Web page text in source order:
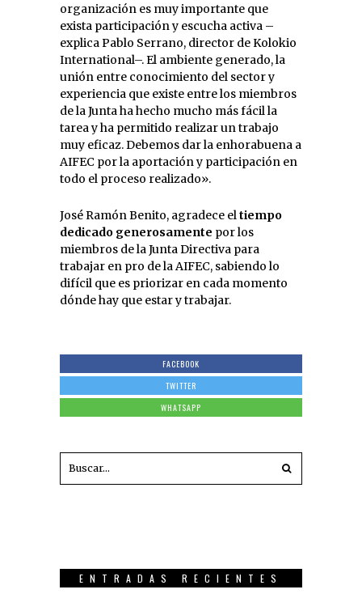
organización es muy importante que
exista participación y escucha activa –
explica Pablo Serrano, director de Kolokio
International–. El ambiente generado, la
unión entre conocimiento del sector y
experiencia que existe entre los miembros
de la Junta ha hecho mucho más fácil la
tarea y ha permitido realizar un trabajo
muy eficaz. Debemos dar la enhorabuena a
AIFEC por la aportación y participación en
todo el proceso realizado».
José Ramón Benito, agradece eltiempo
dedicado generosamente por los
miembros de la Junta Directiva para
trabajar en pro de la AIFEC, sabiendo lo
difícil que es priorizar en cada momento
dónde hay que estar y trabajar.
FACEBOOK
TWITTER
WHATSAPP
ENTRADAS RECIENTES